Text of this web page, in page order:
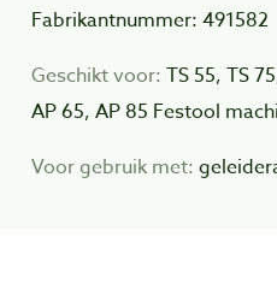
Fabrikantnummer: 491582
Geschikt voor: TS 55, TS
AP 65, AP 85 Festool
Voor gebruik met: